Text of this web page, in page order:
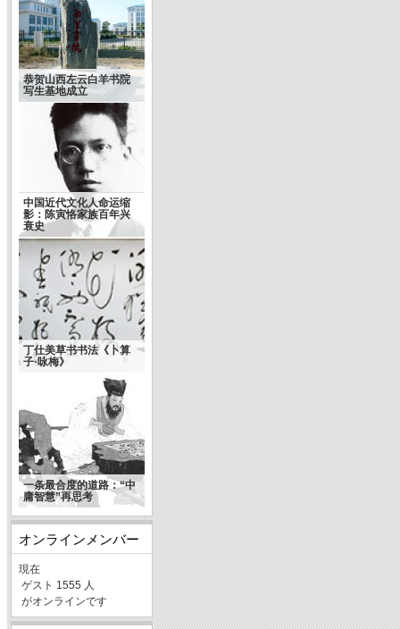
恭贺山西左云白羊书院
写生基地成立
中国近代文化人命运缩
影：陈寅恪家族百年兴
衰史
浅谈书法的艺术神韵(转
载)
丁仕美草书书法《卜算
子·咏梅》
一条最合度的道路：“中
庸智慧”再思考
オンラインメンバー
現在
ゲスト 1555 人
がオンラインです